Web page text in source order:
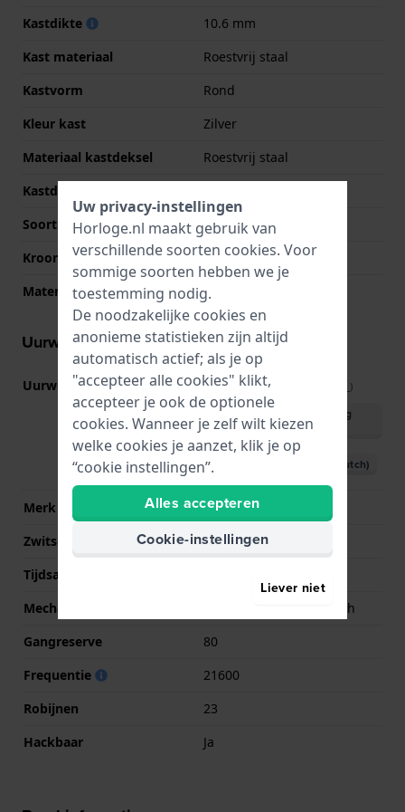
Kastdikte
10.6 mm
Kast materiaal
Roestvrij staal
Kastvorm
Rond
Kleur kast
Zilver
Materiaal kastdeksel
Roestvrij staal
Kastdeksel
Soort glas
Saffier
Kroon
Trek kroon
Materiaal bezel
Roségoud 18K
Uurwerk informatie
Uurwerk nr. C07.111(Bekijk specificaties )
Download handleiding
(English)
Download handleiding (Dutch)
Merk uurwerk
ETA
Zwitsers uurwerk
Ja
Tijdsaanduiding
Mechanisme
Mechanisch automatisch
Gangreserve
80
Frequentie
21600
Robijnen
23
Hackbaar
Ja
Uw privacy-instellingen
Horloge.nl maakt gebruik van
verschillende soorten cookies. Voor
sommige soorten hebben we je
toestemming nodig.
De noodzakelijke cookies en
anonieme statistieken zijn altijd
automatisch actief; als je op
"accepteer alle cookies" klikt,
accepteer je ook de optionele
cookies. Wanneer je zelf wilt kiezen
welke cookies je aanzet, klik je op
“cookie instellingen”.
Alles accepteren
Cookie-instellingen
Liever niet